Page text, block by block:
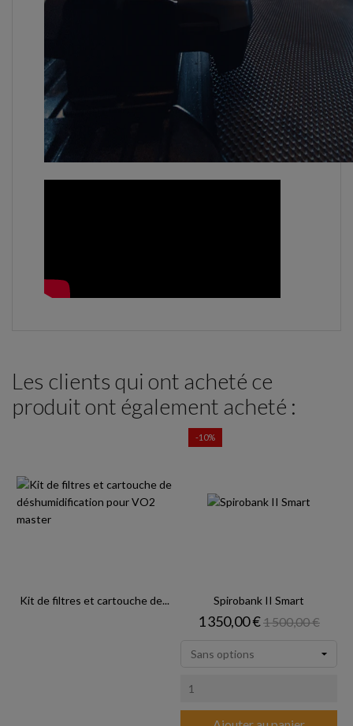
Les clients qui ont acheté ce
produit ont également acheté :
Kit de filtres et cartouche de... Spirobank II Smart
Prix
1 350,00 €Prix de base
1 500,00 €
-10%